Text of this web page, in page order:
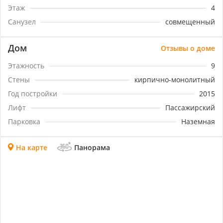
Этаж
4
Санузел
совмещенный
Дом
Отзывы о доме
Этажность
9
Стены
кирпично-монолитный
Год постройки
2015
Лифт
Пассажирский
Парковка
Наземная
На карте Панорама